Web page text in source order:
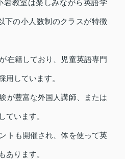
岩教室は楽しみながら英語学
下の小人数制のクラスが特徴
在籍しており、児童英語専門
用しています。
が豊富な外国人講師、または
ています。
トも開催され、体を使って英
あります。